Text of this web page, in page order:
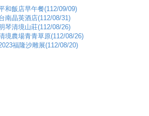
和飯店早午餐(112/09/09)
南晶英酒店(112/08/31)
琴清境山莊(112/08/26)
境農場青青草原(112/08/26)
福隆沙雕展(112/08/20)